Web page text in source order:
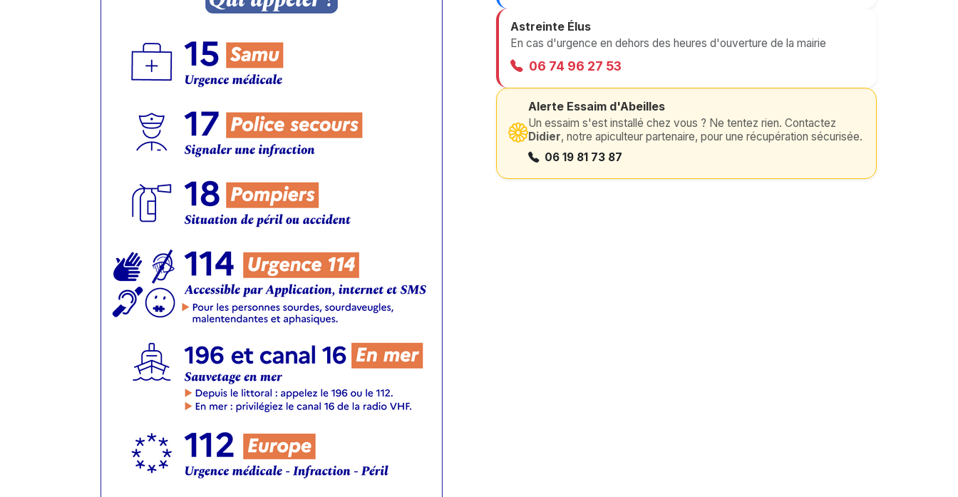
Astreinte Élus
En cas d'urgence en dehors des heures d'ouverture de la mairie
06 74 96 27 53
Alerte Essaim d'Abeilles
Un essaim s'est installé chez vous ? Ne tentez rien. Contactez
Didier, notre apiculteur partenaire, pour une récupération sécurisée.
06 19 81 73 87